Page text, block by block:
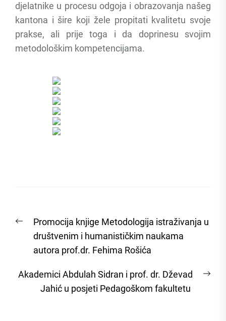
djelatnike u procesu odgoja i obrazovanja našeg
kantona i šire koji žele propitati kvalitetu svoje
prakse, ali prije toga i da doprinesu svojim
metodološkim kompetencijama.
navigation
Previous
post:
Promocija knjige Metodologija istraživanja u
društvenim i humanističkim naukama
autora prof.dr. Fehima Rošića
Akademici Abdulah Sidran i prof. dr. Dževad
Jahić u posjeti Pedagoškom fakultetu